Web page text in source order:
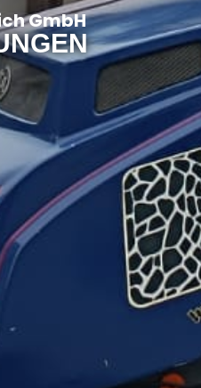
GmbH